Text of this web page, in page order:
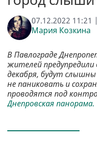
07.12.2022 11:21 |
Мария Козкина
В Павлограде
жителей
декабря, будут
не паниковать и
проводятся под
Днепровская панорама.